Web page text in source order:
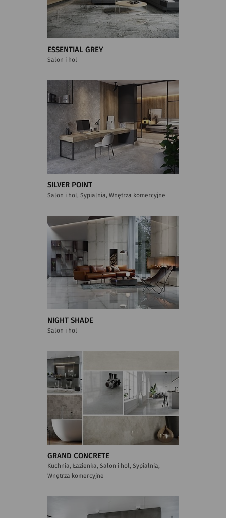
ESSENTIAL GREY
Salon i hol
SILVER POINT
Salon i hol, Sypialnia, Wnętrza komercyjne
NIGHT SHADE
Salon i hol
GRAND CONCRETE
Kuchnia, Łazienka, Salon i hol, Sypialnia,
Wnętrza komercyjne